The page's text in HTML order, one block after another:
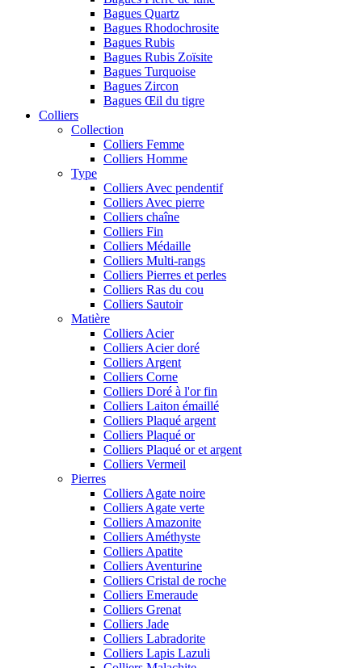
Bagues Quartz
Bagues Rhodochrosite
Bagues Rubis
Bagues Rubis Zoïsite
Bagues Turquoise
Bagues Zircon
Bagues Œil du tigre
Colliers
Collection
Colliers Femme
Colliers Homme
Type
Colliers Avec pendentif
Colliers Avec pierre
Colliers chaîne
Colliers Fin
Colliers Médaille
Colliers Multi-rangs
Colliers Pierres et perles
Colliers Ras du cou
Colliers Sautoir
Matière
Colliers Acier
Colliers Acier doré
Colliers Argent
Colliers Corne
Colliers Doré à l'or fin
Colliers Laiton émaillé
Colliers Plaqué argent
Colliers Plaqué or
Colliers Plaqué or et argent
Colliers Vermeil
Pierres
Colliers Agate noire
Colliers Agate verte
Colliers Amazonite
Colliers Améthyste
Colliers Apatite
Colliers Aventurine
Colliers Cristal de roche
Colliers Emeraude
Colliers Grenat
Colliers Jade
Colliers Labradorite
Colliers Lapis Lazuli